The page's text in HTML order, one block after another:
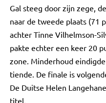
Gal steeg door zijn zege,
naar de tweede plaats (71
achter Tinne Vilhelmson-
pakte echter een keer 20
zone. Minderhoud
tiende. De finale is
De Duitse Helen
titel.